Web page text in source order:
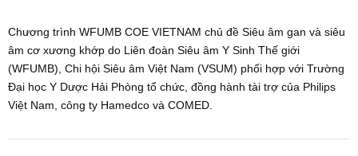
Chương trình WFUMB COE VIETNAM chủ đề Siêu âm gan và siêu
âm cơ xương khớp do Liên đoàn Siêu âm Y Sinh Thế giới
(WFUMB), Chi hội Siêu âm Việt Nam (VSUM) phối hợp với Trường
Đại học Y Dược Hải Phòng tổ chức, đồng hành tài trợ của Philips
Việt Nam, công ty Hamedco và COMED.